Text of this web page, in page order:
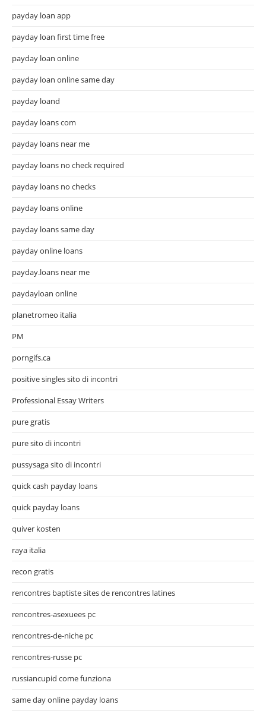
payday loan app
payday loan first time free
payday loan online
payday loan online same day
payday loand
payday loans com
payday loans near me
payday loans no check required
payday loans no checks
payday loans online
payday loans same day
payday online loans
payday.loans near me
paydayloan online
planetromeo italia
PM
porngifs.ca
positive singles sito di incontri
Professional Essay Writers
pure gratis
pure sito di incontri
pussysaga sito di incontri
quick cash payday loans
quick payday loans
quiver kosten
raya italia
recon gratis
rencontres baptiste sites de rencontres latines
rencontres-asexuees pc
rencontres-de-niche pc
rencontres-russe pc
russiancupid come funziona
same day online payday loans